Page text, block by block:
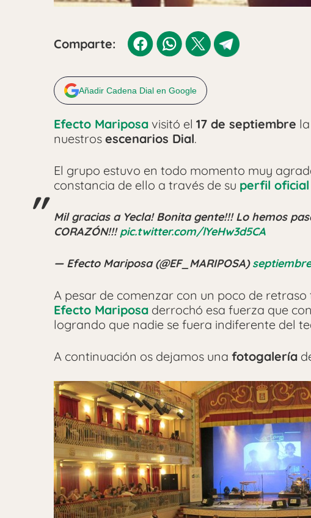
Comparte:
Añadir Cadena Dial en Google
Efecto Mariposa visitó el 17 de septiembre
nuestros escenarios Dial.
El grupo estuvo en todo momento muy
constancia de ello a través de su perfil
Mil gracias a Yecla! Bonita gente!!! Lo hemos
CORAZÓN!!!pic.twitter.com/lYeHw3d5CA
— Efecto Mariposa (@EF_MARIPOSA)
A pesar de comenzar con un poco de
Efecto Mariposa derrochó esa fuerza que
logrando que nadie se fuera indiferente del
A continuación os dejamos una fotogalería